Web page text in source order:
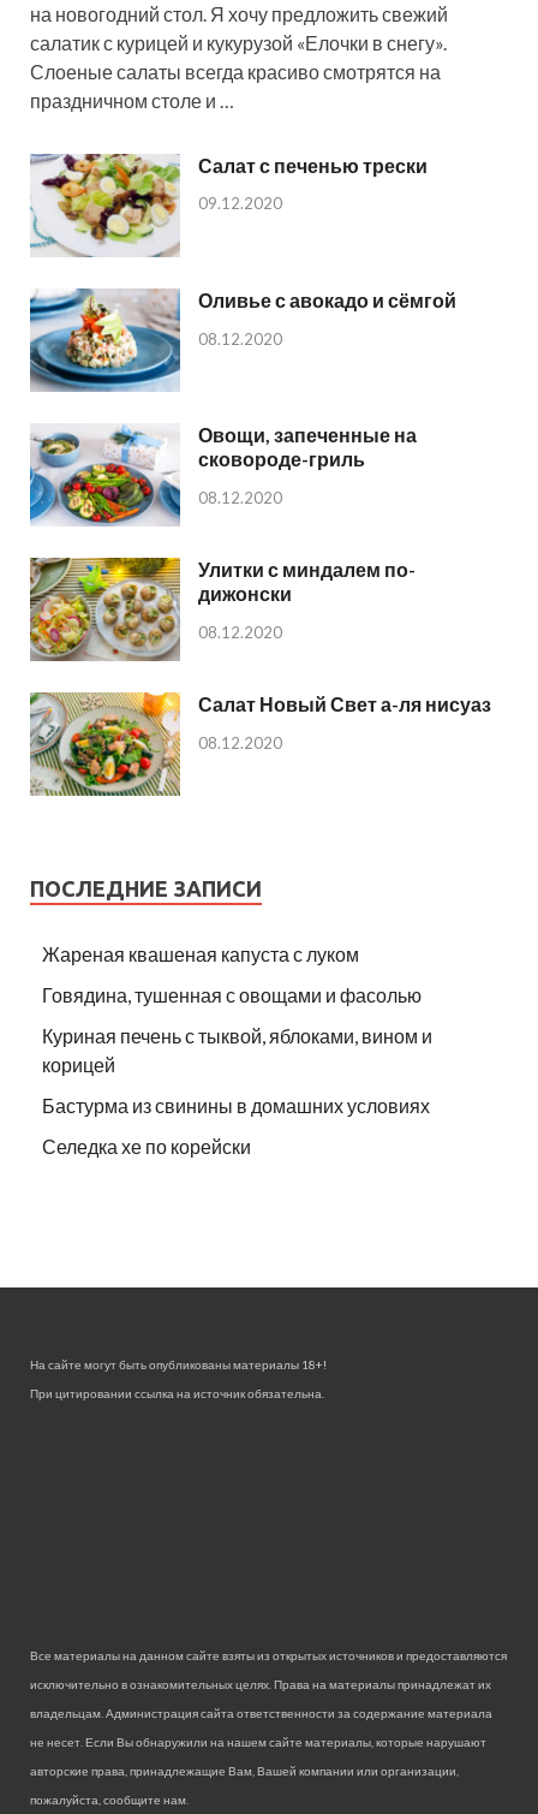
на новогодний стол. Я хочу предложить свежий
салатик с курицей и кукурузой «Елочки в снегу».
Слоеные салаты всегда красиво смотрятся на
праздничном столе и …
Салат с печенью трески
09.12.2020
Оливье с авокадо и сёмгой
08.12.2020
Овощи, запеченные на
сковороде-гриль
08.12.2020
Улитки с миндалем по-
дижонски
08.12.2020
Салат Новый Свет а-ля нисуаз
08.12.2020
ПОСЛЕДНИЕ ЗАПИСИ
Жареная квашеная капуста с луком
Говядина, тушенная с овощами и фасолью
Куриная печень с тыквой, яблоками, вином и
корицей
Бастурма из свинины в домашних условиях
Селедка хе по корейски
На сайте могут быть опубликованы материалы 18+!
При цитировании ссылка на источник обязательна.
Все материалы на данном сайте взяты из открытых источников и предоставляются
исключительно в ознакомительных целях. Права на материалы принадлежат их
владельцам. Администрация сайта ответственности за содержание материала
не несет. Если Вы обнаружили на нашем сайте материалы, которые нарушают
авторские права, принадлежащие Вам, Вашей компании или организации,
пожалуйста, сообщите нам.